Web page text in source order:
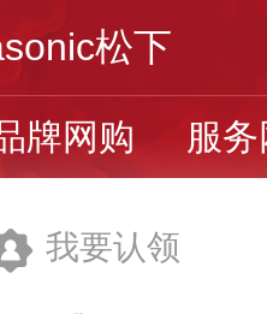
松下
牌网购 服
我要认领